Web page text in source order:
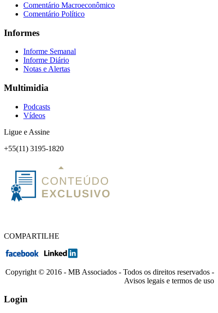
Comentário Macroeconômico
Comentário Político
Informes
Informe Semanal
Informe Diário
Notas e Alertas
Multimidia
Podcasts
Vídeos
Ligue e Assine
+55(11) 3195-1820
COMPARTILHE
Copyright © 2016 - MB Associados - Todos os direitos reservados -
Avisos legais e termos de uso
Login